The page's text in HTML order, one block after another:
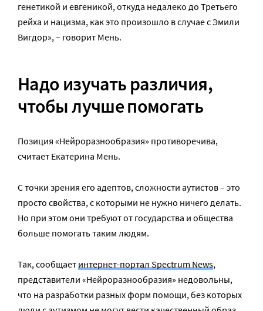
генетикой и евгеникой, откуда недалеко до Третьего
рейха и нацизма, как это произошло в случае с Эмили
Вигдор», – говорит Мень.
Надо изучать различия,
чтобы лучше помогать
Позиция «Нейроразнообразия» противоречива,
считает Екатерина Мень.
С точки зрения его адептов, сложности аутистов – это
просто свойства, с которыми не нужно ничего делать.
Но при этом они требуют от государства и общества
больше помогать таким людям.
Так, сообщает интернет-портал Spectrum News,
представители «Нейроразнообразия» недовольны,
что на разработки разных форм помощи, без которых